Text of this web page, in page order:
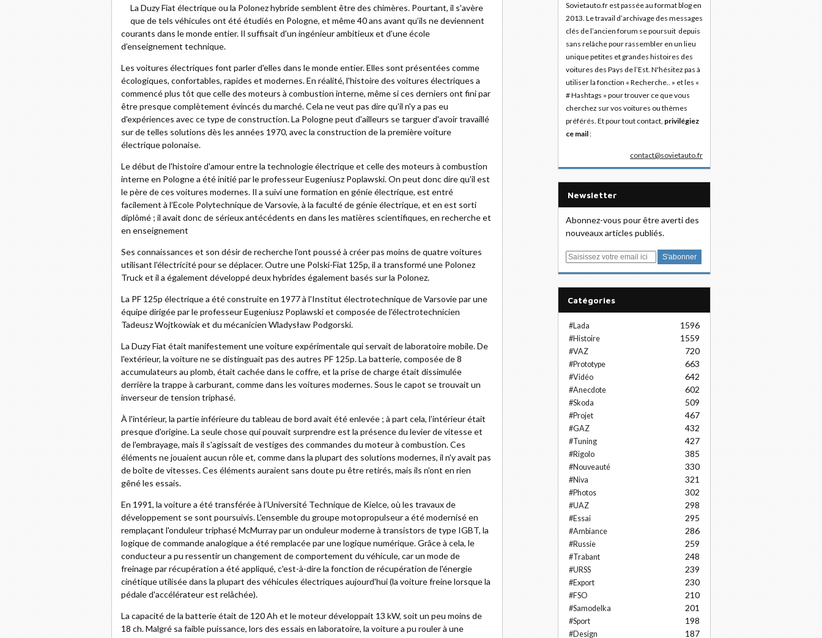
La Duzy Fiat électrique ou la Polonez hybride semblent être des chimères. Pourtant, il s'avère
que de tels véhicules ont été étudiés en Pologne, et même 40 ans avant qu’ils ne deviennent
courants dans le monde entier. Il suffisait d'un ingénieur ambitieux et d'une école
d’enseignement technique.
Les voitures électriques font parler d'elles dans le monde entier. Elles sont présentées comme
écologiques, confortables, rapides et modernes. En réalité, l'histoire des voitures électriques a
commencé plus tôt que celle des moteurs à combustion interne, même si ces derniers ont fini par
être presque complètement évincés du marché. Cela ne veut pas dire qu'il n'y a pas eu
d'expériences avec ce type de construction. La Pologne peut d'ailleurs se targuer d'avoir travaillé
sur de telles solutions dès les années 1970, avec la construction de la première voiture
électrique polonaise.
Le début de l'histoire d'amour entre la technologie électrique et celle des moteurs à combustion
interne en Pologne a été initié par le professeur Eugeniusz Poplawski. On peut donc dire qu'il est
le père de ces voitures modernes. Il a suivi une formation en génie électrique, est entré
facilement à l’Ecole Polytechnique de Varsovie, à la faculté de génie électrique, et en est sorti
diplômé ; il avait donc de sérieux antécédents en dans les matières scientifiques, en recherche et
en enseignement
Ses connaissances et son désir de recherche l'ont poussé à créer pas moins de quatre voitures
utilisant l'électricité pour se déplacer. Outre une Polski-Fiat 125p, il a transformé une Polonez
Truck et il a également développé deux hybrides également basés sur la Polonez.
La PF 125p électrique a été construite en 1977 à l'Institut électrotechnique de Varsovie par une
équipe dirigée par le professeur Eugeniusz Poplawski et composée de l'électrotechnicien
Tadeusz Wojtkowiak et du mécanicien Wladysław Podgorski.
La Duzy Fiat était manifestement une voiture expérimentale qui servait de laboratoire mobile. De
l'extérieur, la voiture ne se distinguait pas des autres PF 125p. La batterie, composée de 8
accumulateurs au plomb, était cachée dans le coffre, et la prise de charge était dissimulée
derrière la trappe à carburant, comme dans les voitures modernes. Sous le capot se trouvait un
inverseur de tension triphasé.
À l'intérieur, la partie inférieure du tableau de bord avait été enlevée ; à part cela, l’intérieur était
presque d'origine. La seule chose qui pouvait surprendre est la présence du levier de vitesse et
de l'embrayage, mais il s'agissait de vestiges des commandes du moteur à combustion. Ces
éléments ne jouaient aucun rôle et, comme dans la plupart des solutions modernes, il n'y avait pas
de boîte de vitesses. Ces éléments auraient sans doute pu être retirés, mais ils n’ont en rien
gêné les essais.
En 1991, la voiture a été transférée à l’Université Technique de Kielce, où les travaux de
développement se sont poursuivis. L'ensemble du groupe motopropulseur a été modernisé en
remplaçant l'onduleur triphasé McMurray par un onduleur moderne à transistors de type IGBT, la
logique de commande analogique a été remplacée par une logique numérique. Grâce à cela, le
conducteur a pu ressentir un changement de comportement du véhicule, car un mode de
freinage par récupération a été appliqué, c'est-à-dire la fonction de récupération de l'énergie
cinétique utilisée dans la plupart des véhicules électriques aujourd'hui (la voiture freine lorsque la
pédale d'accélérateur est relâchée).
La capacité de la batterie était de 120 Ah et le moteur développait 13 kW, soit un peu moins de
18 ch. Malgré sa faible puissance, lors des essais en laboratoire, la voiture a pu rouler à une
Sovietauto.fr est passée au format blog en
2013. Le travail d’archivage des messages
clés de l’ancien forum se poursuit depuis
sans relâche pour rassembler en un lieu
unique petites et grandes histoires des
voitures des Pays de l’Est. N'hésitez pas à
utiliser la fonction « Recherche.. » et les «
# Hashtags » pour trouver ce que vous
cherchez sur vos voitures ou thèmes
préférés. Et pour tout contact, privilégiez
ce mail:
contact@sovietauto.fr
Newsletter
Abonnez-vous pour être averti des
nouveaux articles publiés.
E
Catégories
#Lada 1596
#Histoire 1559
#VAZ 720
#Prototype 663
#Vidéo 642
#Anecdote 602
#Skoda 509
#Projet 467
#GAZ 432
#Tuning 427
#Rigolo 385
#Nouveauté 330
#Niva 321
#Photos 302
#UAZ 298
#Essai 295
#Ambiance 286
#Russie 259
#Trabant 248
#URSS 239
#Export 230
#FSO 210
#Samodelka 201
#Sport 198
#Design 187